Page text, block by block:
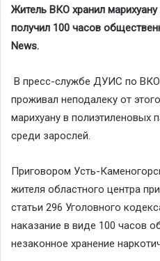
Житель ВКО хранил
получил 100 часов
News.
В пресс-службе ДУИС по
проживал неподалеку от
марихуану в полиэтиленовых
среди зарослей.
Приговором Усть-
жителя областного центра
статьи 296 Уголовного
наказание в виде 100 часов
незаконное хранение